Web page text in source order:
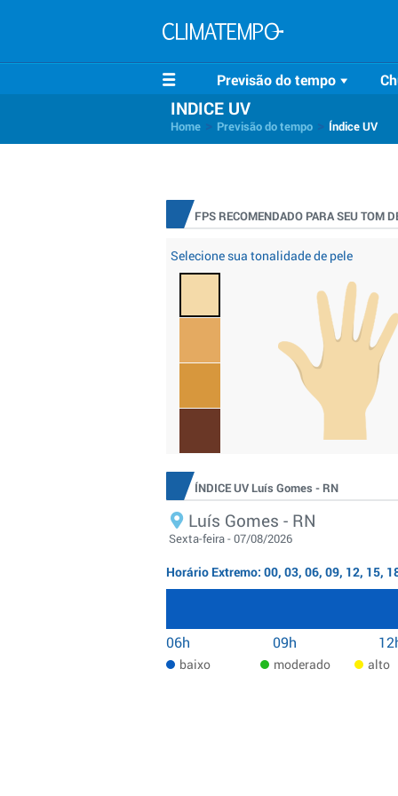
Previsão do tempo
INDICE UV
Home Previsão do tempo Índice UV
FPS RECOMENDADO PARA SEU TOM
Selecione sua tonalidade de pele
ÍNDICE UV Luís Gomes - RN
Luís Gomes - RN
Sexta-feira - 07/08/2026
Horário Extremo: 00, 03, 06, 09, 12, 15,
06h 09h
baixo moderado alto